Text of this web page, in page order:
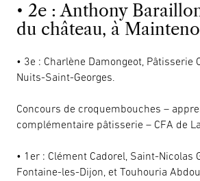
• 2e : Anthony
du château, à
• 3e : Charlène Damongeot, Pâtisserie
Nuits-Saint-Georges.
Concours de croquembouches –
complémentaire pâtisserie – CFA de
• 1er : Clément Cadorel, Saint-Nicolas
Fontaine-les-Dijon, et Touhouria